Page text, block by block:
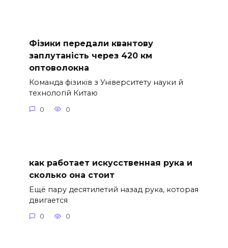
Фізики передали квантову
заплутаність через 420 км
оптоволокна
Команда фізиків з Університету науки й
технологій Китаю
0 0
как работает искусственная рука и
сколько она стоит
Ещё пару десятилетий назад рука, которая
двигается
0 0